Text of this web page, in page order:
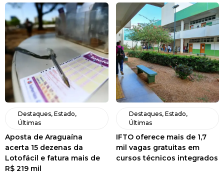
Destaques, Estado,
Últimas
Aposta de Araguaína
acerta 15 dezenas da
Lotofácil e fatura mais de
R$ 219 mil
Destaques, Estado,
Últimas
IFTO oferece mais de 1,7
mil vagas gratuitas em
cursos técnicos integrados